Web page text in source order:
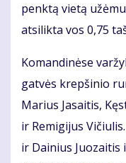
penk­tą vie­tą
at­si­lik­ta vos 0,75
Ko­man­di­nė­se
gat­vės krep­ši­nio
Ma­rius Ja­sai­tis,
ir Re­mi­gi­jus
ir Dai­nius